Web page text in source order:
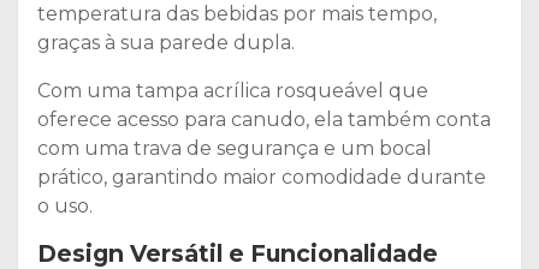
temperatura das bebidas por mais tempo,
graças à sua parede dupla.
Com uma tampa acrílica rosqueável que
oferece acesso para canudo, ela também conta
com uma trava de segurança e um bocal
prático, garantindo maior comodidade durante
o uso.
Design Versátil e Funcionalidade